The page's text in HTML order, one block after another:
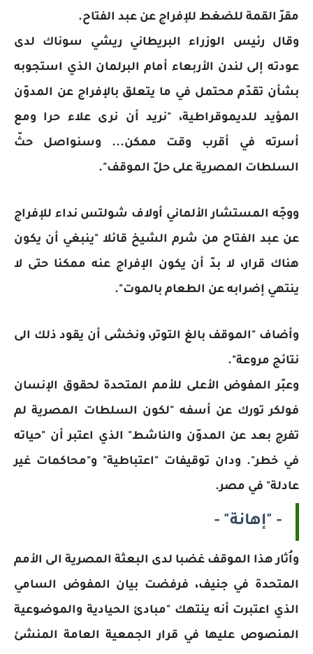
مقرّ القمة للضغط للإفراج عن عبد الفتاح.
وقال رئيس الوزراء البريطاني ريشي سوناك لدى
عودته إلى لندن الأربعاء أمام البرلمان الذي استجوبه
بشأن تقدّم محتمل في ما يتعلق بالإفراج عن المدوّن
المؤيد للديموقراطية، "نريد أن نرى علاء حرا ومع
أسرته في أقرب وقت ممكن... وسنواصل حثّ
السلطات المصرية على حلّ الموقف".
ووجّه المستشار الألماني أولاف شولتس نداء للإفراج
عن عبد الفتاح من شرم الشيخ قائلا "ينبغي أن يكون
هناك قرار، لا بدّ أن يكون الإفراج عنه ممكنا حتى لا
ينتهي إضرابه عن الطعام بالموت".
وأضاف "الموقف بالغ التوتر، ونخشى أن يقود ذلك الى
نتائج مروعة".
وعبّر المفوض الأعلى للأمم المتحدة لحقوق الإنسان
فولكر تورك عن أسفه "لكون السلطات المصرية لم
تفرج بعد عن المدوّن والناشط" الذي اعتبر أن "حياته
في خطر". ودان توقيفات "اعتباطية" و"محاكمات غير
عادلة" في مصر.
- "إهانة" -
واُثار هذا الموقف غضبا لدى البعثة المصرية الى الأمم
المتحدة في جنيف، فرفضت بيان المفوض السامي
الذي اعتبرت أنه ينتهك "مبادئ الحيادية والموضوعية
المنصوص عليها في قرار الجمعية العامة المنشئ